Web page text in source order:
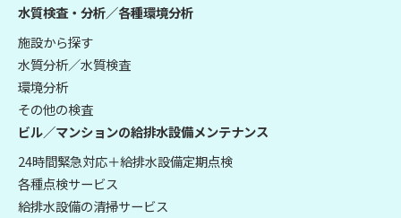
水質検査・分析／各種環境分析
施設から探す
水質分析／水質検査
環境分析
その他の検査
ビル／マンションの給排水設備メンテナンス
24時間緊急対応＋給排水設備定期点検
各種点検サービス
給排水設備の清掃サービス